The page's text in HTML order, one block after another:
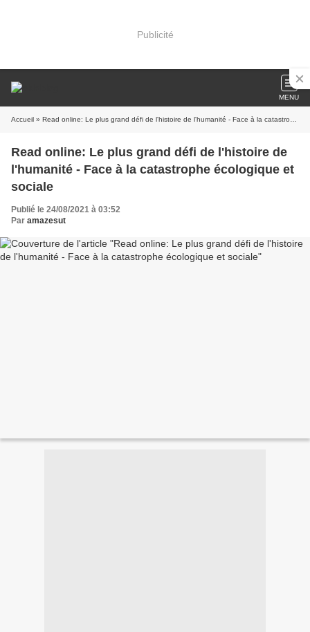
Publicité
MENU
Accueil » Read online: Le plus grand défi de l'histoire de l'humanité - Face à la catastrophe écologique et sociale
Read online: Le plus grand défi de l'histoire de
l'humanité - Face à la catastrophe écologique et
sociale
Publié le 24/08/2021 à 03:52
Par amazesut